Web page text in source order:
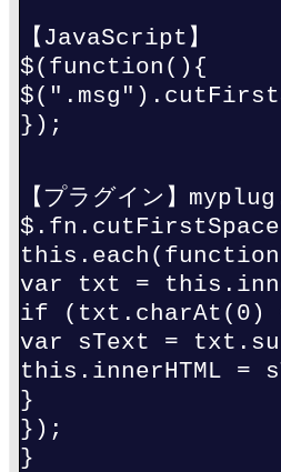
【JavaScript】
$(function(){
});
【プラグイン】
var txt =
if
var sText =
this.innerHTML =
}
});
}